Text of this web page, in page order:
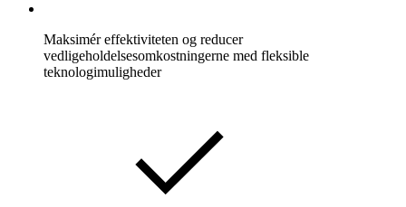
Maksimér effektiviteten og reducer
vedligeholdelsesomkostningerne med fleksible
teknologimuligheder